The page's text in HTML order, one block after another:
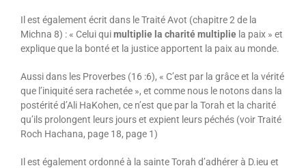
Il est également écrit dans le Traité Avot (chapitre 2 de la
Michna 8) : « Celui quimultiplie la charité multipliela paix » et
explique que la bonté et la justice apportent la paix au monde.
Aussi dans les Proverbes (16 :6), « C’est par la grâce et la vérité
que l’iniquité sera rachetée », et comme nous le notons dans la
postérité d’Ali HaKohen, ce n’est que par la Torah et la charité
qu’ils prolongent leurs jours et expient leurs péchés (voir Traité
Roch Hachana, page 18, page 1)
Il est également ordonné à la sainte Torah d’adhérer à D.ieu et